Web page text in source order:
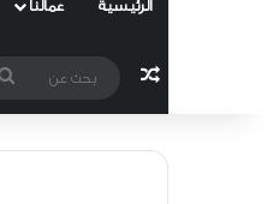
الرئيسية عمالنا
مقال عشوائي